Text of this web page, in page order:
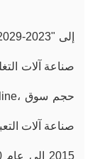
صناعة آلات
صناعة آلات